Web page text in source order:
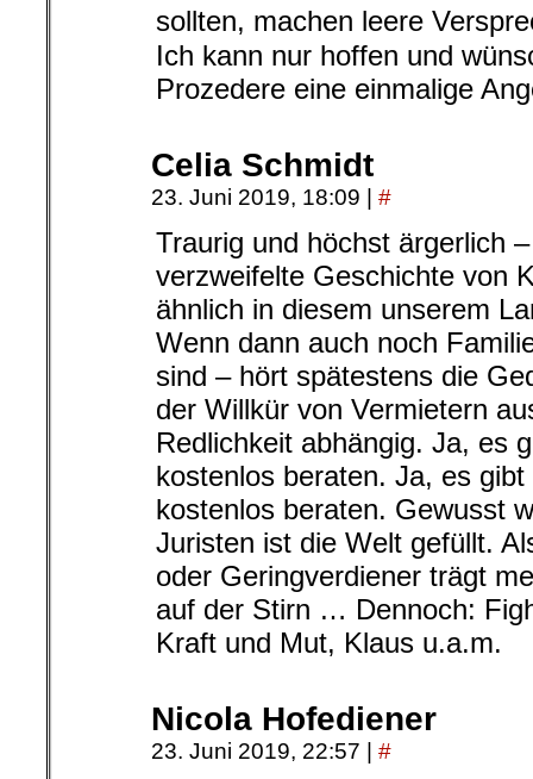
sollten, machen leere
Ich kann nur hoffen und
Prozedere eine einmalige
Celia Schmidt
23. Juni 2019, 18:09 #
Traurig und höchst ärgerlich
verzweifelte Geschichte von
ähnlich in diesem unserem
Wenn dann auch noch
sind – hört spätestens die
der Willkür von Vermietern
Redlichkeit abhängig. Ja, es
kostenlos beraten. Ja, es
kostenlos beraten. Gewusst
Juristen ist die Welt gefüllt.
oder Geringverdiener trägt
auf der Stirn … Dennoch:
Kraft und Mut, Klaus u.a.m.
Nicola Hofediener
23. Juni 2019, 22:57 #